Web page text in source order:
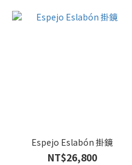
Espejo Eslabón 掛鏡
NT$26,800